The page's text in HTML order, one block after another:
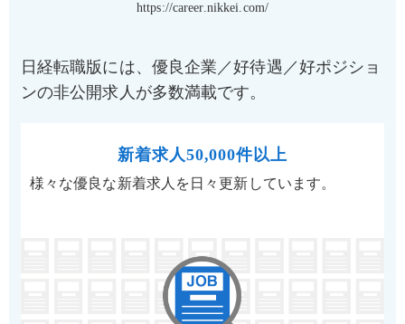
https://career.nikkei.com/
日経転職版には、優良企業／好待遇／好ポジショ
ンの非公開求人が多数満載です。
新着求人50,000件以上
様々な優良な新着求人を日々更新しています。